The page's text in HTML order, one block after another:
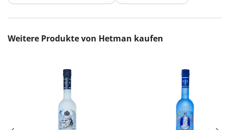
Produktgalerie überspringen
Weitere Produkte von Hetman kaufen